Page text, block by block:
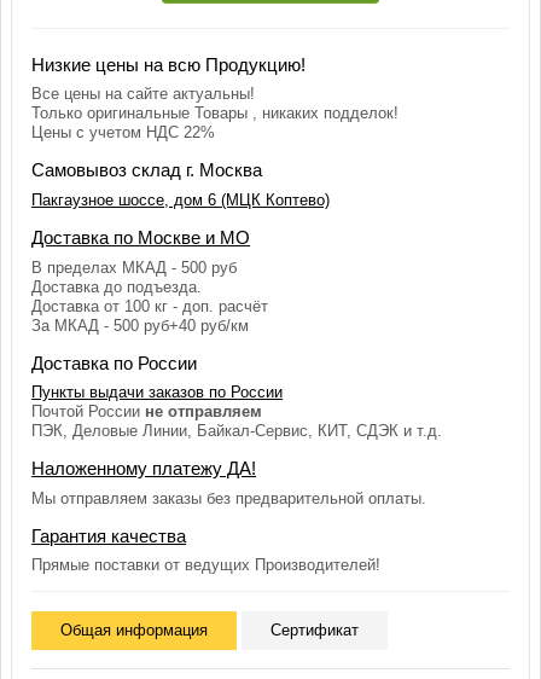
Низкие цены на всю Продукцию!
Все цены на сайте актуальны!
Только оригинальные Товары , никаких подделок!
Цены с учетом НДС 22%
Самовывоз склад г. Москва
Пакгаузное шоссе, дом 6 (МЦК Коптево)
Доставка по Москве и МО
В пределах МКАД - 500 руб
Доставка до подъезда.
Доставка от 100 кг - доп. расчёт
За МКАД - 500 руб+40 руб/км
Доставка по России
Пункты выдачи заказов по России
Почтой России не отправляем
ПЭК, Деловые Линии, Байкал-Сервис, КИТ, СДЭК и т.д.
Наложенному платежу ДА!
Мы отправляем заказы без предварительной оплаты.
Гарантия качества
Прямые поставки от ведущих Производителей!
Общая информация Сертификат